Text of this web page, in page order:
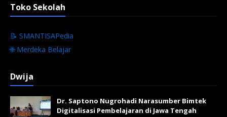
Toko Sekolah
📝 SMANTISAPedia
🌐 Merdeka Belajar
Dwija
Dr. Saptono Nugrohadi Narasumber Bimtek
Digitalisasi Pembelajaran di Jawa Tengah